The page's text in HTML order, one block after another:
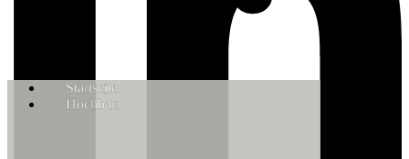
Startseite
Hochbau